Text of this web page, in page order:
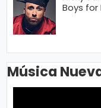
Boys
Música